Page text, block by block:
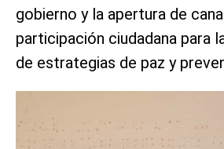
gobierno y la apertura de
participación ciudadana para
de estrategias de paz y